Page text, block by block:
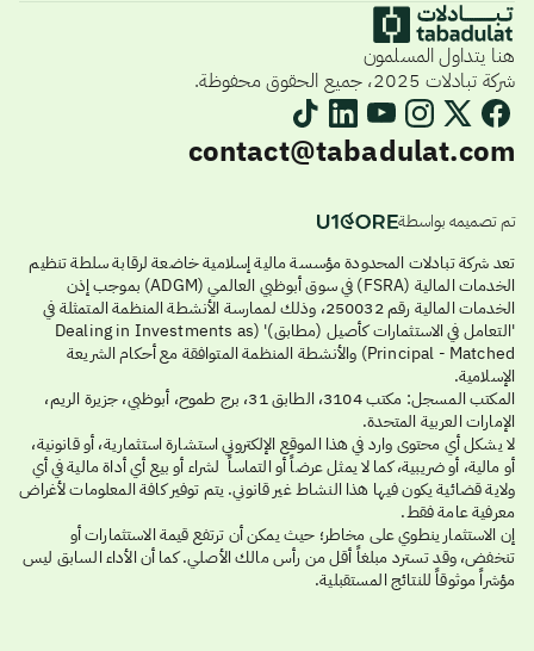
هنا يتداول المسلمون
شركة تبادلات 2025، جميع الحقوق محفوظة.
contact@tabadulat.com
تم تصميمه بواسطة
تعد شركة تبادلات المحدودة مؤسسة مالية إسلامية خاضعة لرقابة سلطة تنظيم
الخدمات المالية (FSRA) في سوق أبوظبي العالمي (ADGM) بموجب إذن
الخدمات المالية رقم 250032، وذلك لممارسة الأنشطة المنظمة المتمثلة في
'التعامل في الاستثمارات كأصيل (مطابق)' (Dealing in Investments as
Principal - Matched) والأنشطة المنظمة المتوافقة مع أحكام الشريعة
الإسلامية.
المكتب المسجل: مكتب 3104، الطابق 31، برج طموح، أبوظبي، جزيرة الريم،
الإمارات العربية المتحدة.
لا يشكل أي محتوى وارد في هذا الموقع الإلكتروني استشارة استثمارية، أو قانونية،
أو مالية، أو ضريبية، كما لا يمثل عرضاً أو التماساً لشراء أو بيع أي أداة مالية في أي
ولاية قضائية يكون فيها هذا النشاط غير قانوني. يتم توفير كافة المعلومات لأغراض
معرفية عامة فقط.
إن الاستثمار ينطوي على مخاطر؛ حيث يمكن أن ترتفع قيمة الاستثمارات أو
تنخفض، وقد تسترد مبلغاً أقل من رأس مالك الأصلي. كما أن الأداء السابق ليس
مؤشراً موثوقاً للنتائج المستقبلية.